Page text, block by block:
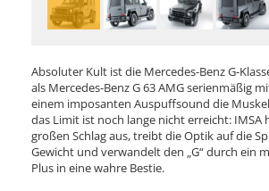
Absoluter Kult ist die Mercedes-Benz G-
als Mercedes-Benz G 63 AMG serienmäßig
einem imposanten Auspuffsound die
das Limit ist noch lange nicht erreicht: IMSA
großen Schlag aus, treibt die Optik auf die
Gewicht und verwandelt den „G“ durch ein
Plus in eine wahre Bestie.